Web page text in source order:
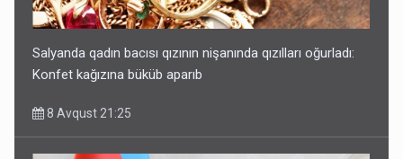
Salyanda qadın bacısı qızının nişanında qızılları oğurladı:
Konfet kağızına büküb aparıb
8 Avqust 21:25